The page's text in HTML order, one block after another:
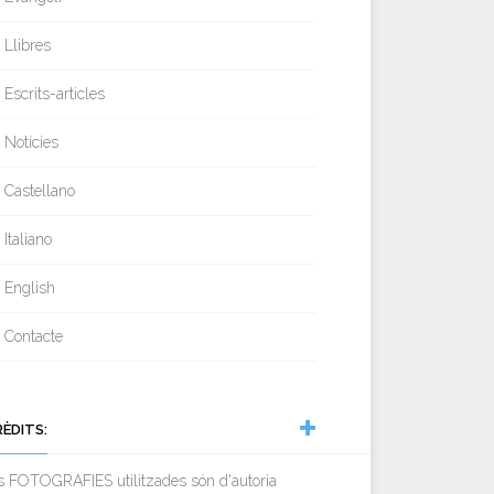
Llibres
Escrits-articles
Notícies
Castellano
Italiano
English
Contacte
FOTOGRAFIES utilitzades són d'autoria